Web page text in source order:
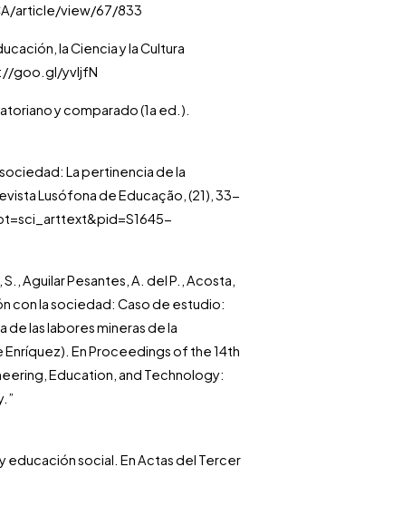
article/view/67/833
la Ciencia y la Cultura
goo.gl/yvljfN
y comparado (1a ed.).
La pertinencia de la
Lusófona de Educação, (21), 33-
Aguilar Pesantes, A. del P., Acosta,
con la sociedad: Caso de estudio:
las labores mineras de la
En Proceedings of the 14th
Education, and Technology:
educación social. En Actas del Tercer